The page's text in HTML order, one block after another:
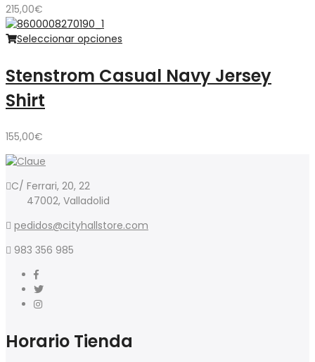
215,00€
Seleccionar opciones
Stenstrom Casual Navy Jersey
Shirt
155,00€
C/ Ferrari, 20, 22
47002, Valladolid
pedidos@cityhallstore.com
983 356 985
Horario Tienda